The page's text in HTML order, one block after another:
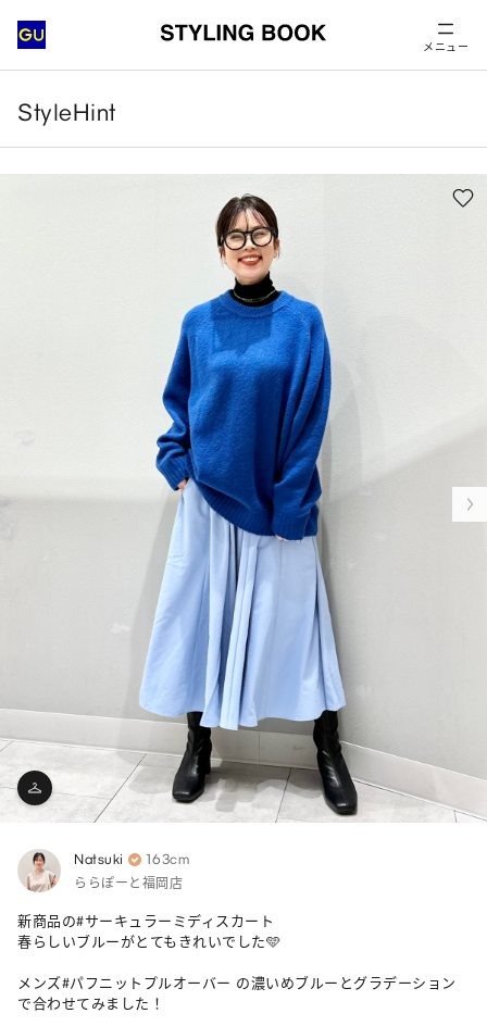
メニュー
StyleHint
Natsuki 163cm
ららぽーと福岡店
新商品の#サーキュラーミディスカート
春らしいブルーがとてもきれいでした🩵
メンズ#パフニットプルオーバー の濃いめブルーとグラデーション
で合わせてみました！